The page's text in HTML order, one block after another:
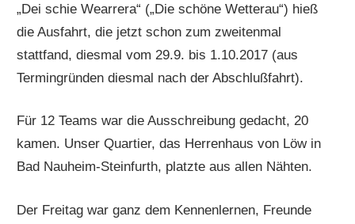
„Dei schie Wearrera“ („Die schöne Wetterau“) hieß
die Ausfahrt, die jetzt schon zum zweitenmal
stattfand, diesmal vom 29.9. bis 1.10.2017 (aus
Termingründen diesmal nach der Abschlußfahrt).
Für 12 Teams war die Ausschreibung gedacht, 20
kamen. Unser Quartier, das Herrenhaus von Löw in
Bad Nauheim-Steinfurth, platzte aus allen Nähten.
Der Freitag war ganz dem Kennenlernen, Freunde